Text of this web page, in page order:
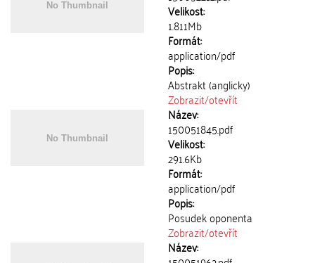
Velikost:
1.811Mb
Formát:
application/pdf
Popis:
Abstrakt (anglicky)
Zobrazit/otevřít
Název:
150051845.pdf
Velikost:
291.6Kb
Formát:
application/pdf
Popis:
Posudek oponenta
Zobrazit/otevřít
Název: